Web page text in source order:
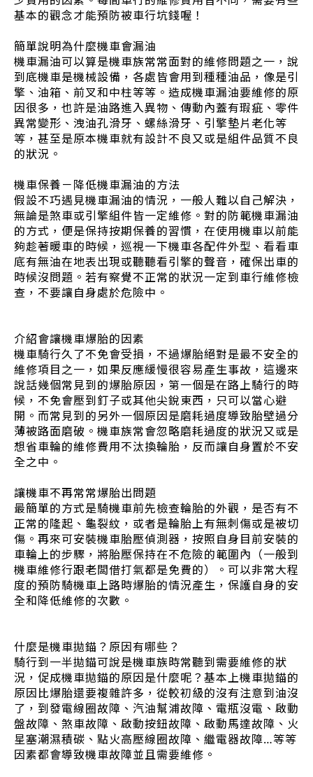
基本的觀念才能預防被車行坑錢喔！
簡單說明為什麼機車會漏油
機車漏油可以算是機車族常常面對的維修問題之一，說
到底機車是機械設備，各處皆會用到種種油品，像是引
擎、油箱、前叉和中柱等等。造成機車漏油要維修的原
因很多，也許是油路進入異物、傳動內蓋有瑕疵、零件
異常變形、洩油孔滑牙、螺絲滑牙、引擎墊片老化等
等，甚至是原本機車就有設計不良又或是組件品質不良
的狀況。
機車保養－降低機車漏油的方法
假設不巧遇見機車漏油的情況，一般人難以自己解決，
無論是煞車或引擎組件皆一定維修。對的防範機車漏油
的方式，便是保持按期保養的習慣，在使用機車以前能
夠趁著暖車的時候，巡視一下機車各配件外型、看看車
底有無油在地表出現或聽聽看引擎的聲音，確保出車的
時候沒問題。若有察覺不正常的狀況一定到車行維修檢
查，不要讓自身處於危險中。
介紹會讓機車爆胎的因素
機車騎行久了不免會受損，不過爆胎絕對是最不安全的
維修項目之一，如果反應緩慢很容易產生事故，這邊來
說話幾個常見到的爆胎原因，第一個是在路上騎行的時
候，不免會壓到釘子或其他尖銳東西，只可以當心避
開。而常見到的另外一個原因是磨耗過度導致胎壁過分
薄被路面磨破。機車族常會忽略磨耗過度的狀況又或是
想省車輪的維修費用不汰換輪胎，反而讓自身置於不安
全之中。
讓機車不再常常爆胎出問題
最簡單的方式是騎機車前先檢查輪胎的外觀，是否有不
正常的隆起、龜裂紋，或者是輪胎上有無刺傷或是被切
傷。再來可安裝機車胎壓偵測器，按照自身目前安裝的
車輪上的步驟，將胎壓保持在不危險的範圍內（一般到
機車維修行跟老闆借打氣都是免費的）。可以非常大程
度的預防騎機車上路時爆胎的情況產生，保護自身的安
全和降低維修的次數。
什麼是機車拋錨？原因有哪些？
騎行到一半拋錨可說是機車族時常聽到需要維修的狀
況，促成機車拋錨的原因是什麼呢？基本上機車拋錨的
原因比爆胎還要複雜許多，從較初級的沒有注意到油沒
了，到發電線圈故障、汽油幫浦故障、電瓶沒電、啟動
盤故障、煞車故障、啟動按鈕故障、啟動馬達故障、火
星塞潮濕積碳、點火高壓線圈故障、繼電器故障…等等
因素都會導致機車故障並且需要維修。